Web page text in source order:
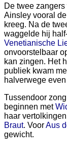
De twee
Ainsley vooral
kreeg. Na de
waggelde hij
Venetianische
onvoorstelbaar
kan zingen. Het
publiek kwam
halverwege
Tussendoor
beginnen met
haar
Braut. VoorAus
gewicht.